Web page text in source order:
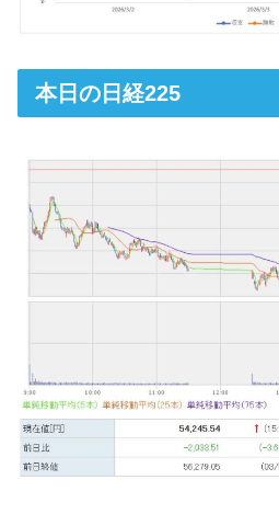
本日の日経225